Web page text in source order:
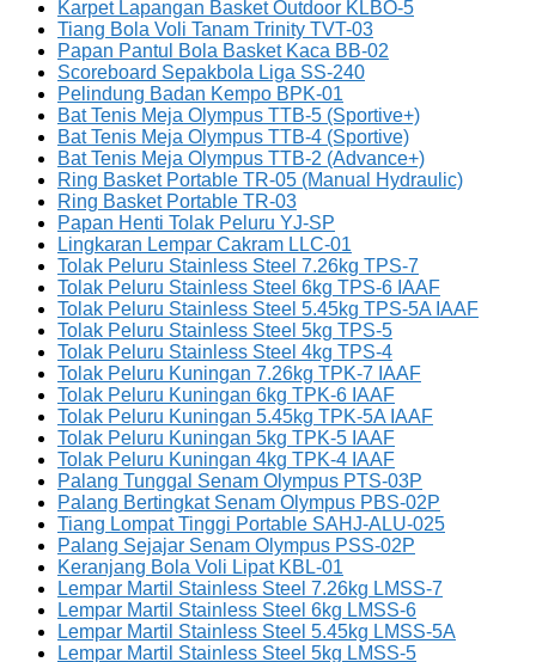
Karpet Lapangan Basket Outdoor KLBO-5
Tiang Bola Voli Tanam Trinity TVT-03
Papan Pantul Bola Basket Kaca BB-02
Scoreboard Sepakbola Liga SS-240
Pelindung Badan Kempo BPK-01
Bat Tenis Meja Olympus TTB-5 (Sportive+)
Bat Tenis Meja Olympus TTB-4 (Sportive)
Bat Tenis Meja Olympus TTB-2 (Advance+)
Ring Basket Portable TR-05 (Manual Hydraulic)
Ring Basket Portable TR-03
Papan Henti Tolak Peluru YJ-SP
Lingkaran Lempar Cakram LLC-01
Tolak Peluru Stainless Steel 7.26kg TPS-7
Tolak Peluru Stainless Steel 6kg TPS-6 IAAF
Tolak Peluru Stainless Steel 5.45kg TPS-5A IAAF
Tolak Peluru Stainless Steel 5kg TPS-5
Tolak Peluru Stainless Steel 4kg TPS-4
Tolak Peluru Kuningan 7.26kg TPK-7 IAAF
Tolak Peluru Kuningan 6kg TPK-6 IAAF
Tolak Peluru Kuningan 5.45kg TPK-5A IAAF
Tolak Peluru Kuningan 5kg TPK-5 IAAF
Tolak Peluru Kuningan 4kg TPK-4 IAAF
Palang Tunggal Senam Olympus PTS-03P
Palang Bertingkat Senam Olympus PBS-02P
Tiang Lompat Tinggi Portable SAHJ-ALU-025
Palang Sejajar Senam Olympus PSS-02P
Keranjang Bola Voli Lipat KBL-01
Lempar Martil Stainless Steel 7.26kg LMSS-7
Lempar Martil Stainless Steel 6kg LMSS-6
Lempar Martil Stainless Steel 5.45kg LMSS-5A
Lempar Martil Stainless Steel 5kg LMSS-5